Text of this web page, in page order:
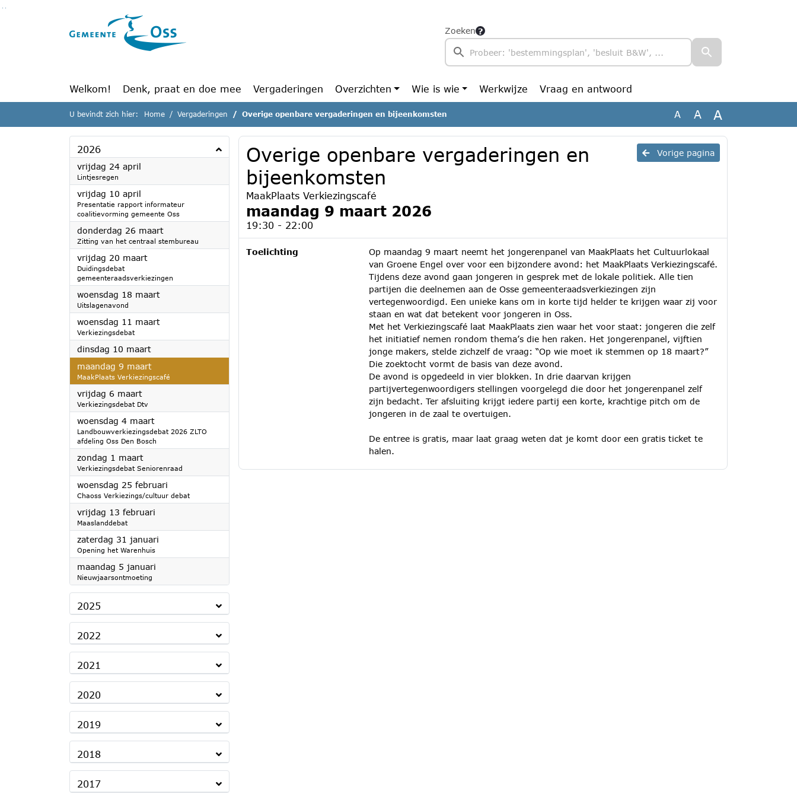
Ga naar de inhoud van deze pagina
Zoeken
Welkom! Denk, praat en doe mee Vergaderingen Overzichten Wie is wie Werkwijze Vraag en antwoord
U bevindt zich hier: Home Vergaderingen Overige openbare vergaderingen en bijeenkomsten A A A
2026
vrijdag 24 april
Lintjesregen
vrijdag 10 april
Presentatie rapport informateur
coalitievorming gemeente Oss
donderdag 26 maart2026
Zitting van het centraal stembureau
vrijdag 20 maart2026
Duidingsdebat
gemeenteraadsverkiezingen
woensdag 18 maart2026
Uitslagenavond
woensdag 11 maart2026
Verkiezingsdebat
dinsdag 10 maart2026
maandag 9 maart2026
MaakPlaats Verkiezingscafé
vrijdag 6 maart2026
Verkiezingsdebat Dtv
woensdag 4 maart2026
Landbouwverkiezingsdebat 2026 ZLTO
afdeling Oss Den Bosch
zondag 1 maart2026
Verkiezingsdebat Seniorenraad
woensdag 25 februari
Chaoss Verkiezings/cultuur debat
vrijdag 13 februari
Maaslanddebat
zaterdag 31 januari
Opening het Warenhuis
maandag 5 januari
Nieuwjaarsontmoeting
2025
2022
2021
2020
2019
2018
2017
Vorige pagina
Overige openbare vergaderingen en
bijeenkomsten
MaakPlaats Verkiezingscafé
maandag 9 maart 2026
19:30 - 22:00
Toelichting
Op maandag 9 maart neemt het jongerenpanel van MaakPlaats het Cultuurlokaal
van Groene Engel over voor een bijzondere avond: het MaakPlaats Verkiezingscafé.
Tijdens deze avond gaan jongeren in gesprek met de lokale politiek. Alle tien
partijen die deelnemen aan de Osse gemeenteraadsverkiezingen zijn
vertegenwoordigd. Een unieke kans om in korte tijd helder te krijgen waar zij voor
staan en wat dat betekent voor jongeren in Oss.
Met het Verkiezingscafé laat MaakPlaats zien waar het voor staat: jongeren die zelf
het initiatief nemen rondom thema’s die hen raken. Het jongerenpanel, vijftien
jonge makers, stelde zichzelf de vraag: “Op wie moet ik stemmen op 18 maart?”
Die zoektocht vormt de basis van deze avond.
De avond is opgedeeld in vier blokken. In drie daarvan krijgen
partijvertegenwoordigers stellingen voorgelegd die door het jongerenpanel zelf
zijn bedacht. Ter afsluiting krijgt iedere partij een korte, krachtige pitch om de
jongeren in de zaal te overtuigen.
De entree is gratis, maar laat graag weten dat je komt door een gratis ticket te
halen.